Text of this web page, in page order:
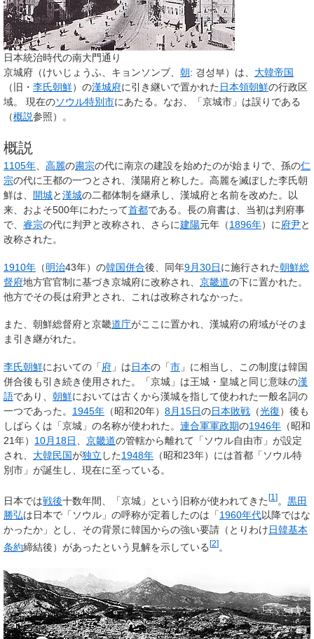
日本統治時代の南大門通り
京城府 （けいじょうふ、キョンソンブ、 朝: 경성부）は、 大韓帝国
（旧・ 李氏朝鮮）の漢城府に引き継いで置かれた 日本領朝鮮の行政区
域。 現在のソウル特別市にあたる。なお、「京城市」は誤りである
（概説参照）。
概説
1105年、 高麗の粛宗の代に南京の建設を始めたのが始まりで、孫の仁
宗の代に王都の一つとされ、 漢陽府と称した。高麗を滅ぼした李氏朝
鮮は、 開城と漢城の二都体制を継承し、 漢城府と名前を改めた。以
来、およそ500年にわたって首都である。長の肩書は、当初は判府事
で、 睿宗の代に判尹と改称され、さらに建陽元年（1896年）に府尹と
改称された。
1910年 （明治43年）の韓国併合後、同年9月30日に施行された朝鮮総
督府地方官官制に基づき京城府に改称され、 京畿道の下に置かれた。
他方でその長は府尹とされ、これは改称されなかった。
また、朝鮮総督府と京畿道庁がここに置かれ、漢城府の府域がそのま
ま引き継がれた。
李氏朝鮮においての「府 」は日本の「市 」に相当し、この制度は韓国
併合後も引き続き使用された。「京城」は王城・皇城と同じ意味の漢
語であり、 朝鮮においては古くから漢城を指して使われた一般名詞の
一つであった。 1945年 （昭和20年） 8月15日の日本敗戦 （光復）後も
しばらくは「京城」の名称が使われた。 連合軍軍政期の1946年 （昭和
21年） 10月18日 京畿道の管轄から離れて「ソウル自由市」が設定
され、 大韓民国が独立 した1948年 （昭和23年）には首都「ソウル特
別市」が誕生し、現在に至っている。
日本では戦後十数年間、「京城」という旧称が使われてきた[1 ]。 黒田
勝弘は日本で「ソウル」の呼称が定着したのは「1960年代以降ではな
かったか」とし、その背景に韓国からの強い要請（とりわけ日韓基本
条約締結後）があったという見解を示している [2] 。